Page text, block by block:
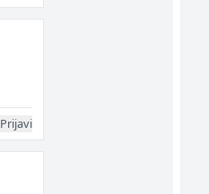
Prijavi